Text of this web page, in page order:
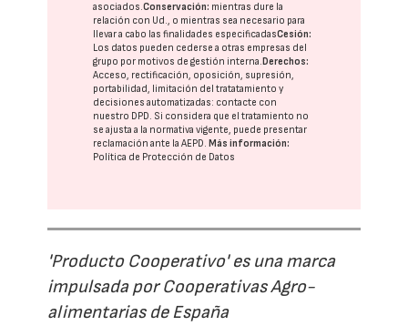
asociados.Conservación: mientras dure la
relación con Ud., o mientras sea necesario para
llevar a cabo las finalidades especificadasCesión:
Los datos pueden cederse a otras empresas del
grupo por motivos de gestión interna. Derechos:
Acceso, rectificación, oposición, supresión,
portabilidad, limitación del tratatamiento y
decisiones automatizadas: contacte con
nuestro DPD. Si considera que el tratamiento no
se ajusta a la normativa vigente, puede presentar
reclamación ante laAEPD. Más información:
Política de Protección de Datos
'Producto Cooperativo' es una marca
impulsada por Cooperativas Agro-
alimentarias de España